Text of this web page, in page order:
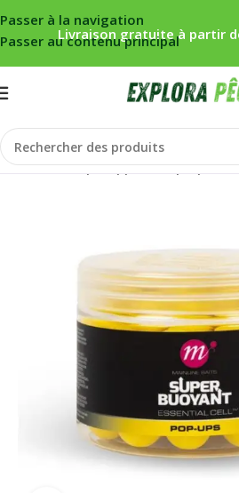
Passer à la navigation
Passer au contenu principal
Livraison gratuite à partir
Accueil/Carpe/Appâts/Pop-ups